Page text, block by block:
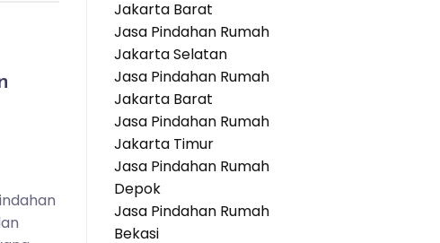
Jakarta Barat
Jasa Pindahan Rumah
Jakarta Selatan
Jasa Pindahan Rumah
Jakarta Barat
Jasa Pindahan Rumah
Jakarta Timur
Jasa Pindahan Rumah
Depok
Jasa Pindahan Rumah
Bekasi